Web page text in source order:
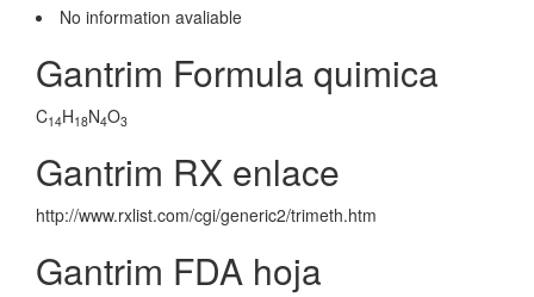
No information avaliable
Gantrim Formula quimica
C14H18N4O3
Gantrim RX enlace
http://www.rxlist.com/cgi/generic2/trimeth.htm
Gantrim FDA hoja